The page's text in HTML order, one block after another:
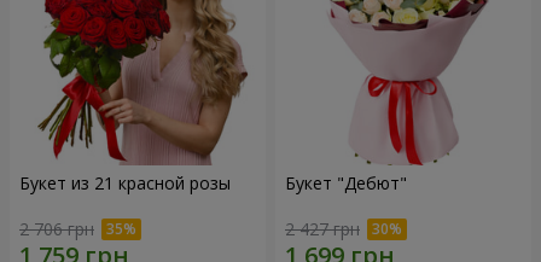
Букет из 21 красной розы
2 706 грн
Букет "Дебют"
2 427 грн